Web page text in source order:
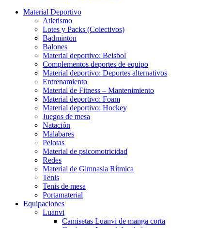
Material Deportivo
Atletismo
Lotes y Packs (Colectivos)
Badminton
Balones
Material deportivo: Beisbol
Complementos deportes de equipo
Material deportivo: Deportes alternativos
Entrenamiento
Material de Fitness – Mantenimiento
Material deportivo: Foam
Material deportivo: Hockey
Juegos de mesa
Natación
Malabares
Pelotas
Material de psicomotricidad
Redes
Material de Gimnasia Rítmica
Tenis
Tenis de mesa
Portamaterial
Equipaciones
Luanvi
Camisetas Luanvi de manga corta